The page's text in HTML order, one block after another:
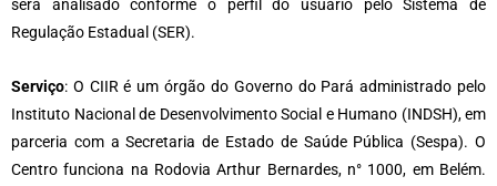
será analisado conforme o perfil do usuário pelo Sistema de
Regulação Estadual (SER).
Serviço: O CIIR é um órgão do Governo do Pará administrado pelo
Instituto Nacional de Desenvolvimento Social e Humano (INDSH), em
parceria com a Secretaria de Estado de Saúde Pública (Sespa). O
Centro funciona na Rodovia Arthur Bernardes, n° 1000, em Belém.